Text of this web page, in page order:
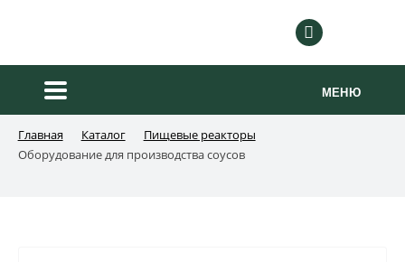
8 800 222-88-
МЕНЮ
Главная Каталог
Пищевые реакторы
Оборудование для производства соусов